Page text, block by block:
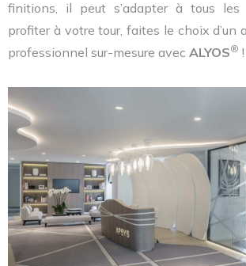
finitions, il peut s’adapter à tous les
profiter à votre tour, faites le choix d’un
professionnel sur-mesure avec ALYOS® !